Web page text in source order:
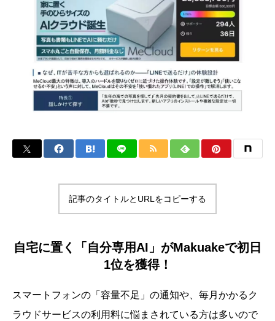
記事のタイトルとURLをコピーする
自宅に置く「自分専用AI」がMakuakeで初日
1位を獲得！
スマートフォンの「容量不足」の通知や、毎月かかるク
ラウドサービスの利用料に悩まされている方は多いので